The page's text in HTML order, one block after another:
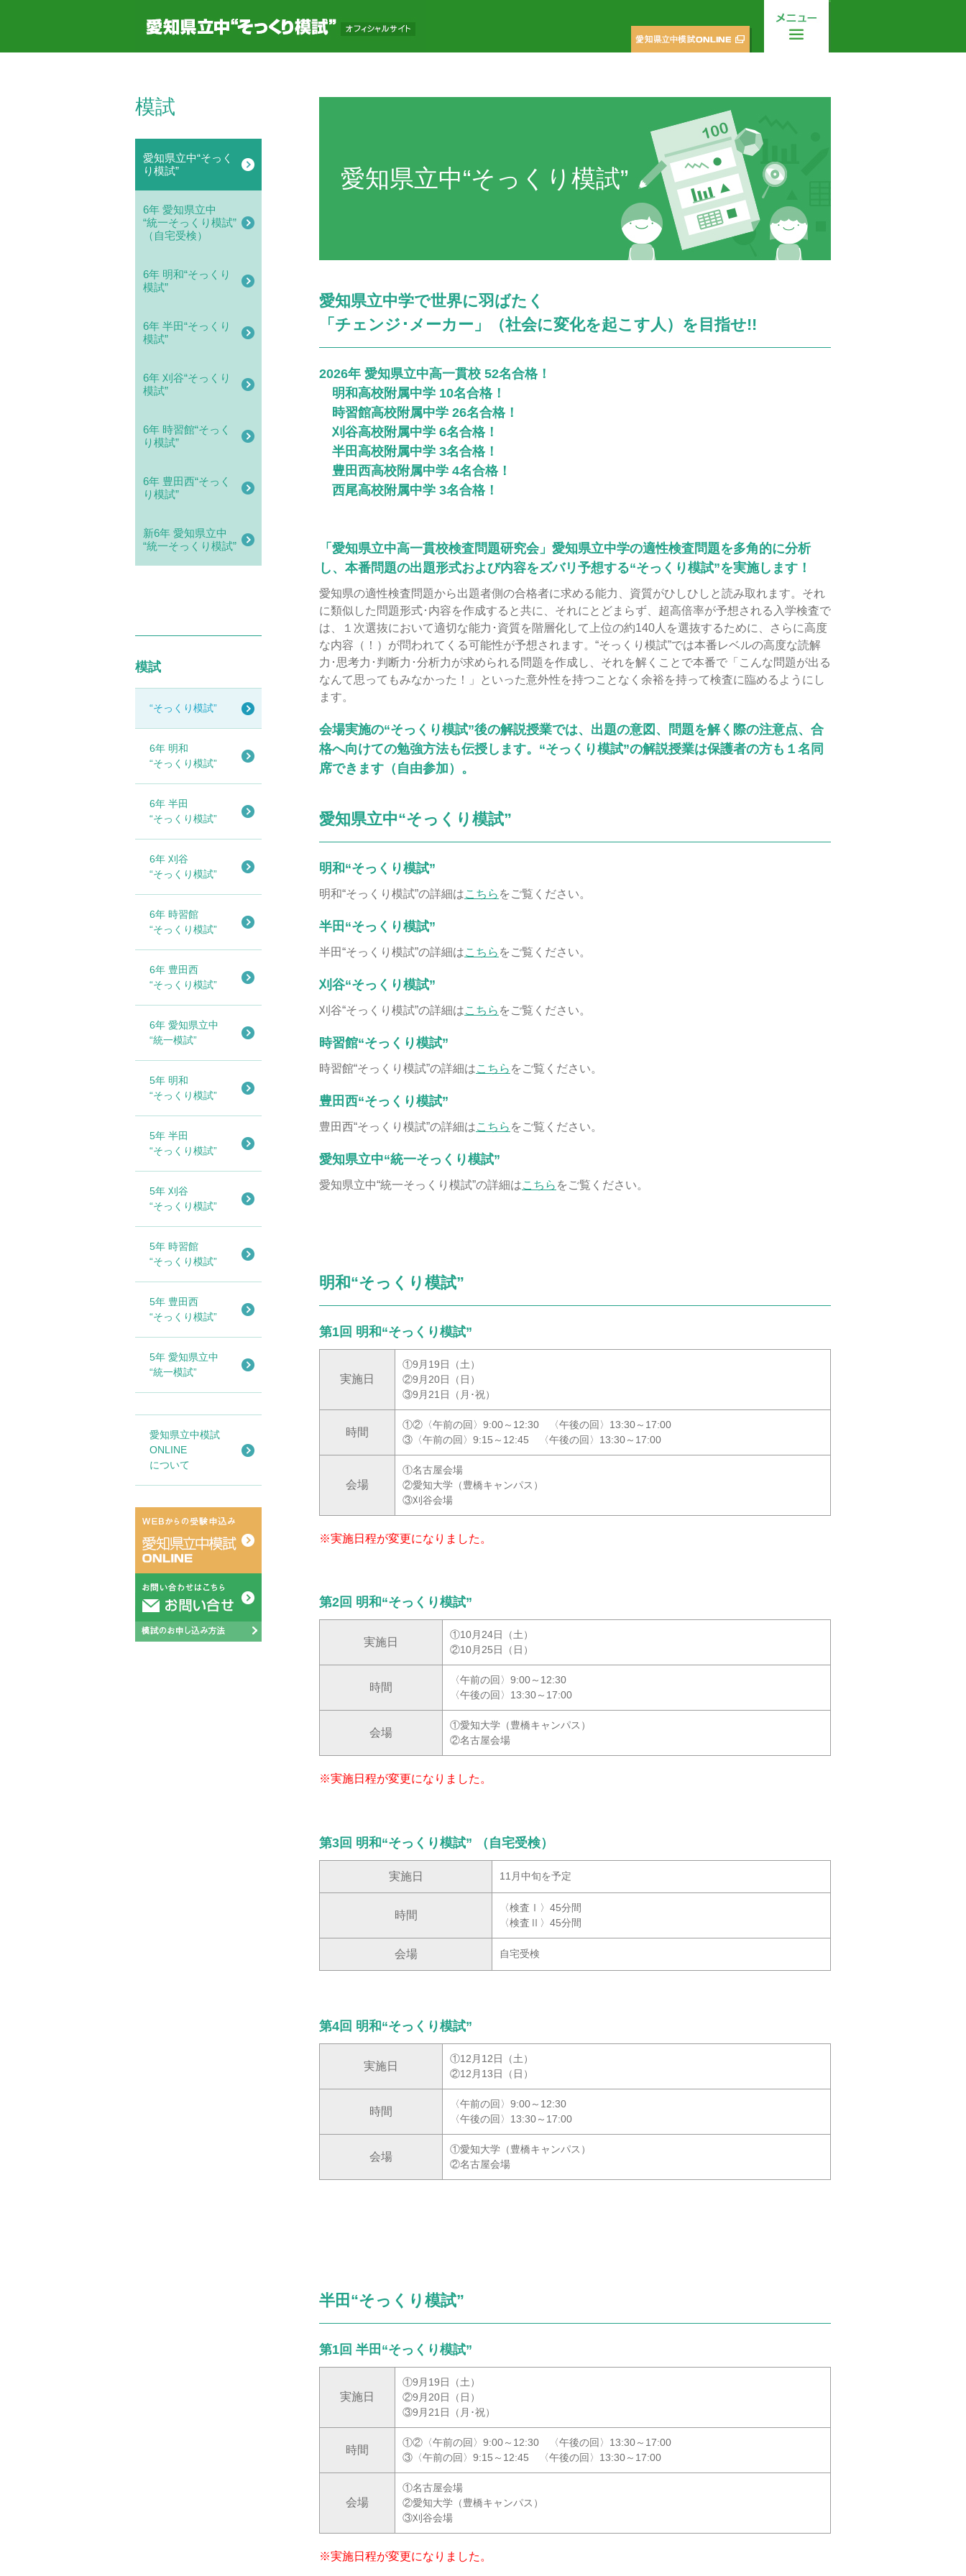
模試
愛知県立中“そっく
り模試”
6年 愛知県立中
“統一そっくり模試”
（自宅受検）
6年 明和“そっくり
模試”
6年 半田“そっくり
模試”
6年 刈谷“そっくり
模試”
6年 時習館“そっく
り模試”
6年 豊田西“そっく
り模試”
新6年 愛知県立中
“統一そっくり模試”
模試
“そっくり模試”
6年 明和
“そっくり模試”
6年 半田
“そっくり模試”
6年 刈谷
“そっくり模試”
6年 時習館
“そっくり模試”
6年 豊田西
“そっくり模試”
6年 愛知県立中
“統一模試”
5年 明和
“そっくり模試”
5年 半田
“そっくり模試”
5年 刈谷
“そっくり模試”
5年 時習館
“そっくり模試”
5年 豊田西
“そっくり模試”
5年 愛知県立中
“統一模試”
愛知県立中模試
ONLINE
について
愛知県立中“そっくり模試”
愛知県立中学で世界に羽ばたく
「チェンジ･メーカー」（社会に変化を起こす人）を目指せ!!
2026年 愛知県立中高一貫校 52名合格！
明和高校附属中学 10名合格！
時習館高校附属中学 26名合格！
刈谷高校附属中学 6名合格！
半田高校附属中学 3名合格！
豊田西高校附属中学 4名合格！
西尾高校附属中学 3名合格！
「愛知県立中高一貫校検査問題研究会」愛知県立中学の適性検査問題を多角的に分析
し、本番問題の出題形式および内容をズバリ予想する“そっくり模試”を実施します！
愛知県の適性検査問題から出題者側の合格者に求める能力、資質がひしひしと読み取れます。それ
に類似した問題形式･内容を作成すると共に、それにとどまらず、超高倍率が予想される入学検査で
は、１次選抜において適切な能力･資質を階層化して上位の約140人を選抜するために、さらに高度
な内容（！）が問われてくる可能性が予想されます。“そっくり模試”では本番レベルの高度な読解
力･思考力･判断力･分析力が求められる問題を作成し、それを解くことで本番で「こんな問題が出る
なんて思ってもみなかった！」といった意外性を持つことなく余裕を持って検査に臨めるようにし
ます。
会場実施の“そっくり模試”後の解説授業では、出題の意図、問題を解く際の注意点、合
格へ向けての勉強方法も伝授します。“そっくり模試”の解説授業は保護者の方も１名同
席できます（自由参加）。
愛知県立中“そっくり模試”
明和“そっくり模試”
明和“そっくり模試”の詳細はこちら をご覧ください。
半田“そっくり模試”
半田“そっくり模試”の詳細はこちら をご覧ください。
刈谷“そっくり模試”
刈谷“そっくり模試”の詳細はこちら をご覧ください。
時習館“そっくり模試”
時習館“そっくり模試”の詳細はこちら をご覧ください。
豊田西“そっくり模試”
豊田西“そっくり模試”の詳細はこちら をご覧ください。
愛知県立中“統一そっくり模試”
愛知県立中“統一そっくり模試”の詳細はこちら をご覧ください。
明和“そっくり模試”
第1回 明和“そっくり模試”
実施日
①9月19日（土）
②9月20日（日）
③9月21日（月･祝）
時間
①②〈午前の回〉9:00～12:30 〈午後の回〉13:30～17:00
③〈午前の回〉9:15～12:45 〈午後の回〉13:30～17:00
会場
①名古屋会場
②愛知大学（豊橋キャンパス）
③刈谷会場
※実施日程が変更になりました。
第2回 明和“そっくり模試”
実施日
①10月24日（土）
②10月25日（日）
時間
〈午前の回〉9:00～12:30
〈午後の回〉13:30～17:00
会場
①愛知大学（豊橋キャンパス）
②名古屋会場
※実施日程が変更になりました。
第3回 明和“そっくり模試” （自宅受検）
実施日 11月中旬を予定
時間
〈検査Ⅰ〉45分間
〈検査Ⅱ〉45分間
会場 自宅受検
第4回 明和“そっくり模試”
実施日
①12月12日（土）
②12月13日（日）
時間
〈午前の回〉9:00～12:30
〈午後の回〉13:30～17:00
会場
①愛知大学（豊橋キャンパス）
②名古屋会場
半田“そっくり模試”
第1回 半田“そっくり模試”
実施日
①9月19日（土）
②9月20日（日）
③9月21日（月･祝）
時間
①②〈午前の回〉9:00～12:30 〈午後の回〉13:30～17:00
③〈午前の回〉9:15～12:45 〈午後の回〉13:30～17:00
会場
①名古屋会場
②愛知大学（豊橋キャンパス）
③刈谷会場
※実施日程が変更になりました。